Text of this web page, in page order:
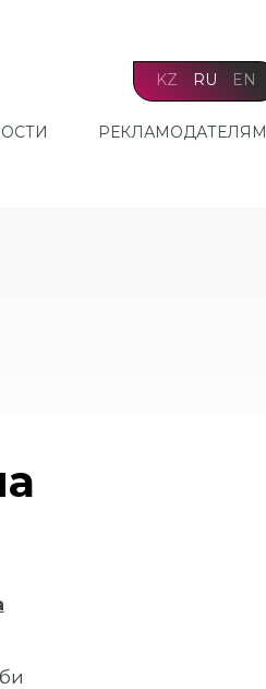
KZ RU EN
РЕКЛАМОДАТЕЛЯМ